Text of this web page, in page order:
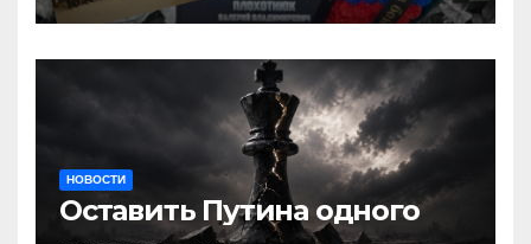
НОВОСТИ
Оставить Путина одного